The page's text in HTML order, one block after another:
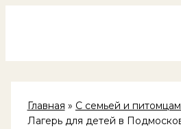
Главная
С семьей и
Лагерь для детей в